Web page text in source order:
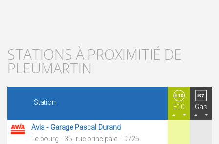
STATIONS À PROXIMITIÉ DE
PLEUMARTIN
Station
E10 Gas
Avia - Garage Pascal Durand
Le bourg - 35, rue principale - D725